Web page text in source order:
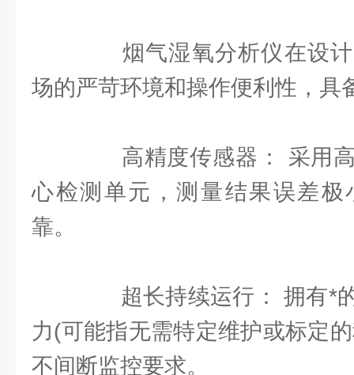
烟气湿氧分析仪在设计
场的严苛环境和操作便利性，具
高精度传感器： 采用高
心检测单元，测量结果误差极
靠。
超长持续运行： 拥有*
力(可能指无需特定维护或标定
不间断监控要求。